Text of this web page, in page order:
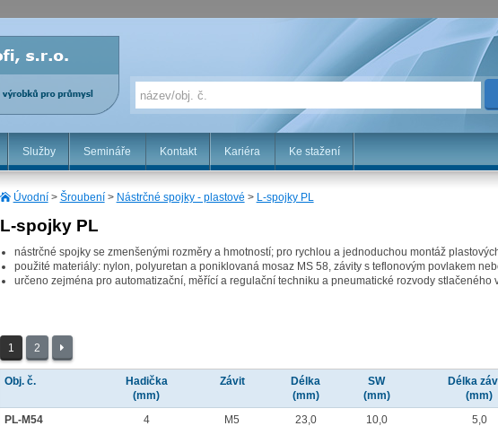
Služby Semináře Kontakt Kariéra Ke stažení
Úvodní> Šroubení> Nástrčné spojky - plastové > L-spojky PL
L-spojky PL
nástrčné spojky se zmenšenými rozměry a hmotností; pro rychlou a jednoduchou montáž
použité materiály: nylon, polyuretan a poniklovaná mosaz MS 58, závity s teflonovým povlakem
určeno zejména pro automatizační, měřící a regulační techniku a pneumatické rozvody
1 2
Obj. č.
Hadička
(mm)
Závit
Délka
(mm)
SW
(mm)
Délka
(mm)
PL-M54 4 M5 23,0 10,0 5,0